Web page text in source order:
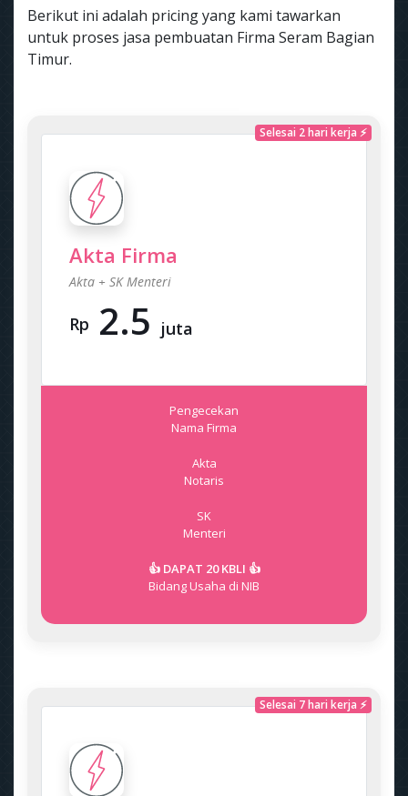
Berikut ini adalah pricing yang kami tawarkan
untuk proses jasa pembuatan Firma Seram Bagian
Timur.
Selesai 2 hari kerja ⚡
Akta Firma
Akta + SK Menteri
Rp 2.5 juta
Pengecekan
Nama Firma
Akta
Notaris
SK
Menteri
👍 DAPAT 20 KBLI 👍
Bidang Usaha di NIB
Selesai 7 hari kerja ⚡